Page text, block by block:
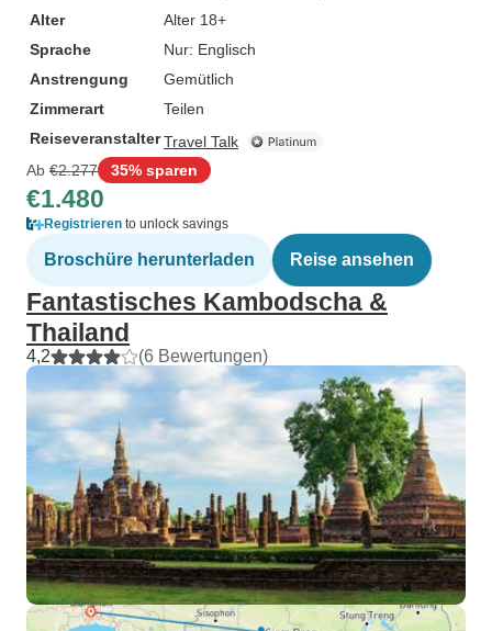
Alter
Alter 18+
Sprache
Nur: Englisch
Anstrengung
Gemütlich
Zimmerart
Teilen
ReiseveranstalterTravel Talk
Ab €2.277 35% sparen
€1.480
Registrieren to unlock savings
Broschüre herunterladen Reise ansehen
Fantastisches Kambodscha &
Thailand
4,2 (6 Bewertungen)